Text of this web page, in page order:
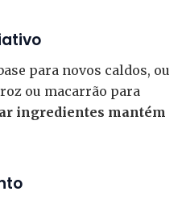
para novos caldos, ou
ou macarrão para
ingredientes mantém